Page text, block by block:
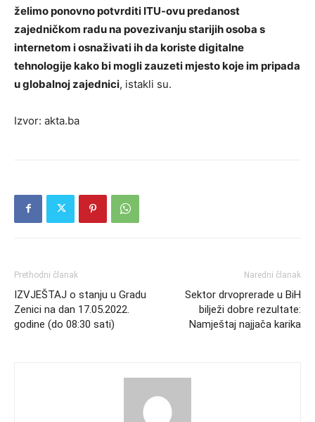
želimo ponovno potvrditi ITU-ovu predanost
zajedničkom radu na povezivanju starijih osoba s
internetom i osnaživati ih da koriste digitalne
tehnologije kako bi mogli zauzeti mjesto koje im pripada
u globalnoj zajednici, istakli su.
Izvor: akta.ba
Prethodni članak
IZVJEŠTAJ o stanju u Gradu
Zenici na dan 17.05.2022.
godine (do 08:30 sati)
Naredni članak
Sektor drvoprerade u BiH
bilježi dobre rezultate:
Namještaj najjača karika